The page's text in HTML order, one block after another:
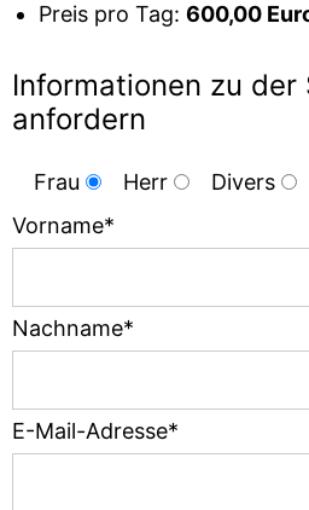
Preis pro Tag: 600,00
Informationen zu der
anfordern
Frau Herr
Divers
Vorname*
Nachname*
E-Mail-Adresse*